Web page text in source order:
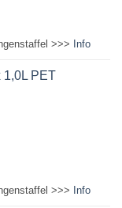
>>> Info
1,0L PET
>>> Info